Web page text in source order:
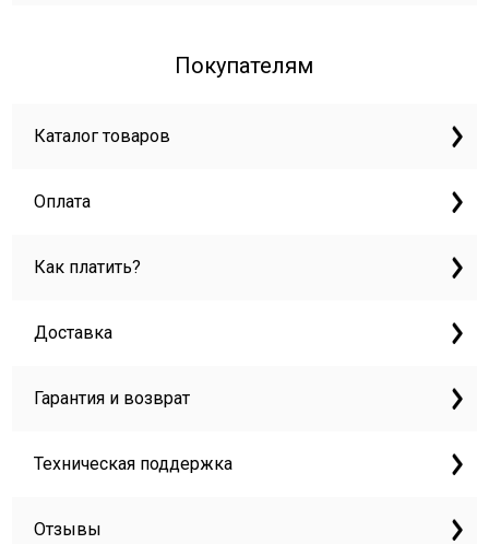
Покупателям
Каталог товаров
Оплата
Как платить?
Доставка
Гарантия и возврат
Техническая поддержка
Отзывы